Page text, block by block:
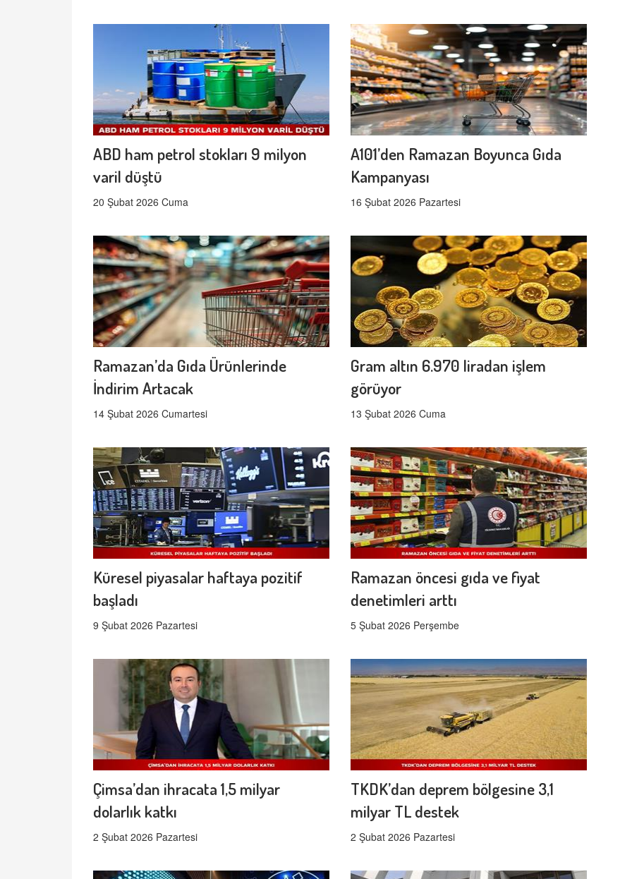
ABD ham petrol stokları 9 milyon
varil düştü
20 Şubat 2026 Cuma
A101’den Ramazan Boyunca Gıda
Kampanyası
16 Şubat 2026 Pazartesi
Ramazan’da Gıda Ürünlerinde
İndirim Artacak
14 Şubat 2026 Cumartesi
Gram altın 6.970 liradan işlem
görüyor
13 Şubat 2026 Cuma
Küresel piyasalar haftaya pozitif
başladı
9 Şubat 2026 Pazartesi
Ramazan öncesi gıda ve fiyat
denetimleri arttı
5 Şubat 2026 Perşembe
Çimsa’dan ihracata 1,5 milyar
dolarlık katkı
2 Şubat 2026 Pazartesi
TKDK’dan deprem bölgesine 3,1
milyar TL destek
2 Şubat 2026 Pazartesi